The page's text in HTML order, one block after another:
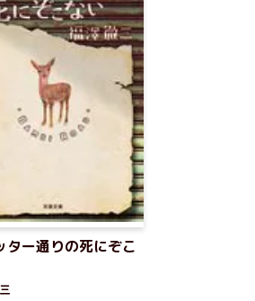
ター通りの死にぞこ